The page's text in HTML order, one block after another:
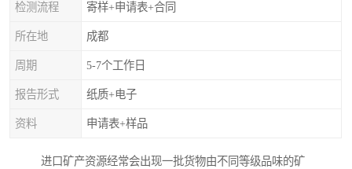
检测流程 寄样+申请表+合同
所在地 成都
周期 5-7个工作日
报告形式 纸质+电子
资料 申请表+样品
进口矿产资源经常会出现一批货物由不同等级品味的矿